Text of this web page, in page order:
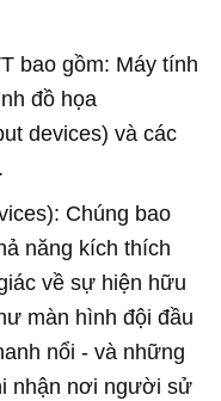
bao gồm: Máy tính
đồ họa
devices) và các
Chúng bao
năng kích thích
về sự hiện hữu
màn hình đội đầu
nổi - và những
nhận nơi người sử